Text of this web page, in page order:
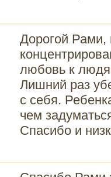
Дорогой Рами,
любовь к
Лишний раз
с себя.
чем
Спасибо и